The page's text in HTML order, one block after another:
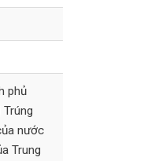
phủ
nước
Trung